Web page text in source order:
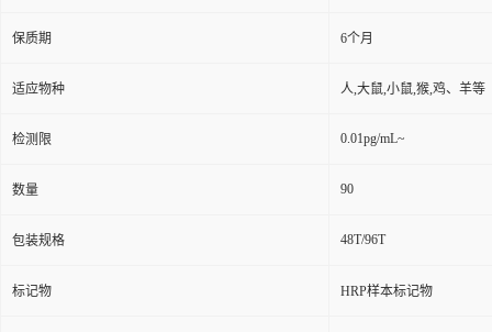
保质期 6个月
适应物种 人,大鼠,小鼠,猴,鸡、羊等
检测限 0.01pg/mL~
数量 90
包装规格 48T/96T
标记物 HRP样本标记物